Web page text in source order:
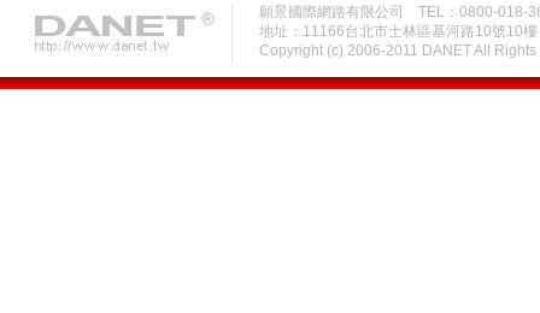
願景國際網路有限公司 TEL：0800-018-
地址：11166台北市士林區基河路10號10
Copyright (c) 2006-2011 DANET All